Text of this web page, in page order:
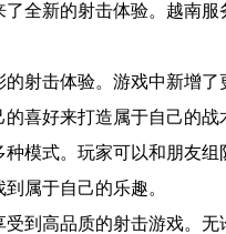
全新的射击体验。越南
射击体验。游戏中新增
喜好来打造属于自己的战
模式。玩家可以和朋友
属于自己的乐趣。
到高品质的射击游戏。